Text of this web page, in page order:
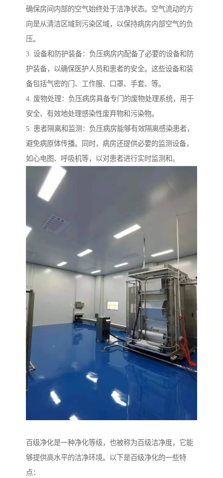
确保房间内部的空气始终处于洁净状态。空气流动的方
向是从清洁区域到污染区域，以保持病房内部空气的负
压。
3. 设备和防护装备：负压病房内配备了必要的设备和防
护装备，以确保医护人员和患者的安全。这些设备和装
备包括气密的门、工作服、口罩、手套、等。
4. 废物处理：负压病房具备专门的废物处理系统，用于
安全、有效地处理感染性废弃物和污染物。
5. 患者隔离和监测：负压病房能够有效隔离感染患者，
避免病原体传播。同时，病房还提供必要的监测设备，
如心电图、呼吸机等，以对患者进行实时监测和。
百级净化是一种净化等级，也被称为百级洁净度，它能
够提供高水平的洁净环境。以下是百级净化的一些特
点：